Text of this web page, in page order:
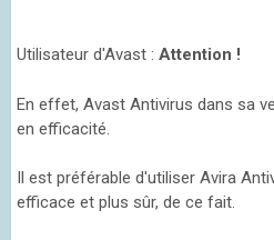
Utilisateur d'Avast : Attention !
En effet, Avast Antivirus dans sa
en efficacité.
Il est préférable d'utiliser Avira
efficace et plus sûr, de ce fait.